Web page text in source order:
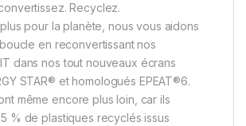
Recyclez.
pour la planète, nous vous aidons
en reconvertissant nos
dans nos tout nouveaux écrans
STAR® et homologués EPEAT®6.
même encore plus loin, car ils
% de plastiques recyclés issus